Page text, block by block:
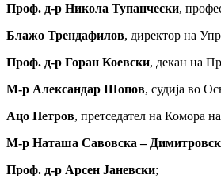
Проф. д-р Никола Тупанчески,
Блажо Трендафилов, директор на
Проф. д-р Горан Коевски, декан на
M-р Александар Шопов, судија во
Ацо Петров, претседател на Комора
M-р Наташа Савовска –
Проф. д-р Арсен Јаневски;